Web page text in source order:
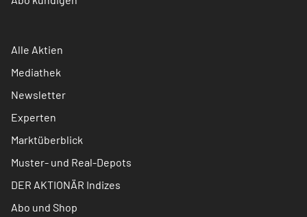
Alle Aktien
Mediathek
Newsletter
Experten
Marktüberblick
Muster- und Real-Depots
DER AKTIONÄR Indizes
Abo und Shop